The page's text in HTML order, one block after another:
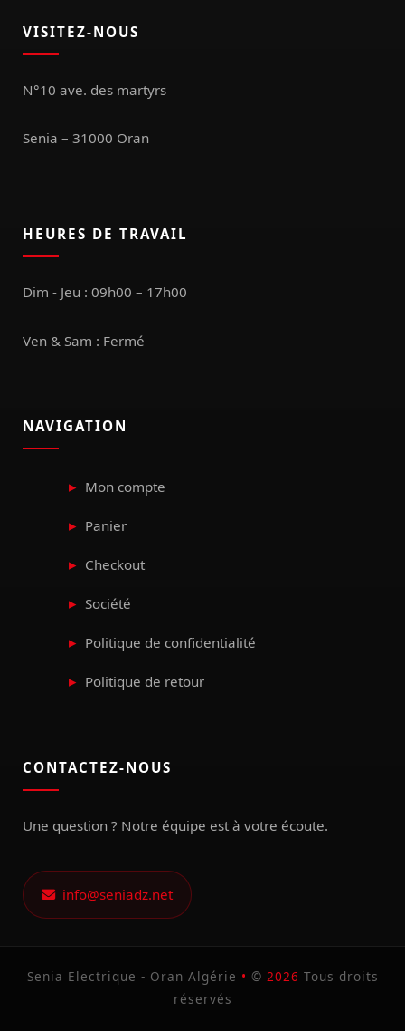
VISITEZ-NOUS
N°10 ave. des martyrs
Senia – 31000 Oran
HEURES DE TRAVAIL
Dim - Jeu : 09h00 – 17h00
Ven & Sam : Fermé
NAVIGATION
Mon compte
Panier
Checkout
Société
Politique de confidentialité
Politique de retour
CONTACTEZ-NOUS
Une question ? Notre équipe est à votre écoute.
info@seniadz.net
Senia Electrique - Oran Algérie • © 2026 Tous droits
réservés